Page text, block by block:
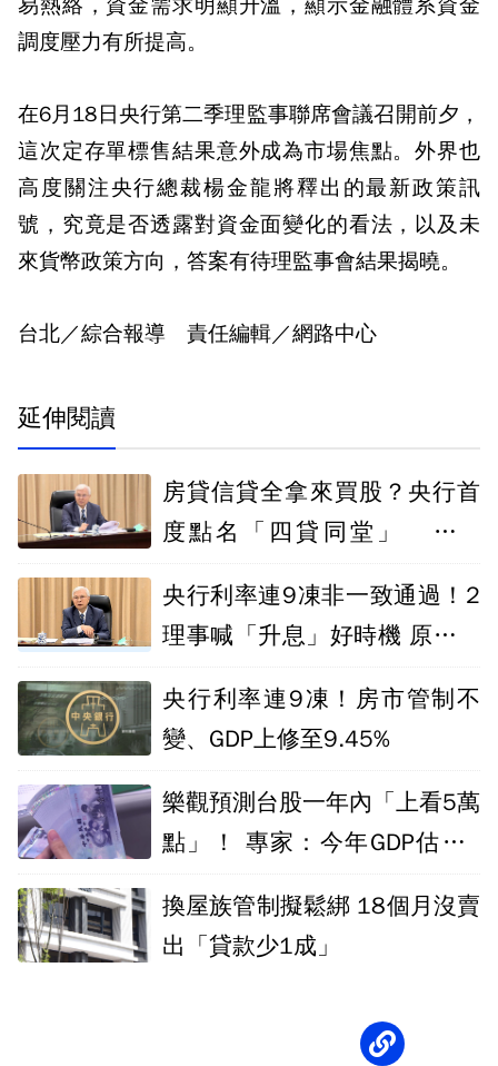
調度壓力有所提高。
在6月18日央行第二季理監事聯席會議召開前夕，
這次定存單標售結果意外成為市場焦點。外界也
高度關注央行總裁楊金龍將釋出的最新政策訊
號，究竟是否透露對資金面變化的看法，以及未
來貨幣政策方向，答案有待理監事會結果揭曉。
台北／綜合報導 責任編輯／網路中心
延伸閱讀
房貸信貸全拿來買股？央行首
度點名「四貸同堂」 楊金
央行利率連9凍非一致通過！2
理事喊「升息」好時機 原因曝
央行利率連9凍！房市管制不
變、GDP上修至9.45%
樂觀預測台股一年內「上看5萬
點」！ 專家：今年GDP估達1
換屋族管制擬鬆綁 18個月沒賣
出「貸款少1成」